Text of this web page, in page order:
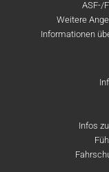
ASF-/
Weitere
Informationen
Infos